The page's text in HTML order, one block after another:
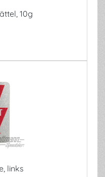
10g
links